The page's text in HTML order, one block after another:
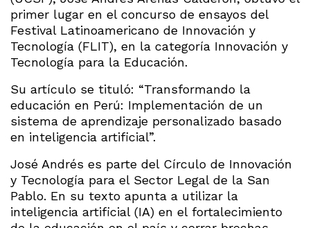
primer lugar en el concurso de ensayos del
Festival Latinoamericano de Innovación y
Tecnología (FLIT), en la categoría Innovación y
Tecnología para la Educación.
Su artículo se tituló: “Transformando la
educación en Perú: Implementación de un
sistema de aprendizaje personalizado basado
en inteligencia artificial”.
José Andrés es parte del Círculo de Innovación
y Tecnología para el Sector Legal de la San
Pablo. En su texto apunta a utilizar la
inteligencia artificial (IA) en el fortalecimiento